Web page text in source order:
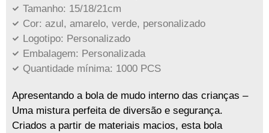
Tamanho: 15/18/21cm
Cor: azul, amarelo, verde, personalizado
Logotipo: Personalizado
Embalagem: Personalizada
Quantidade mínima: 1000 PCS
Apresentando a bola de mudo interno das crianças –
Uma mistura perfeita de diversão e segurança.
Criados a partir de materiais macios, esta bola